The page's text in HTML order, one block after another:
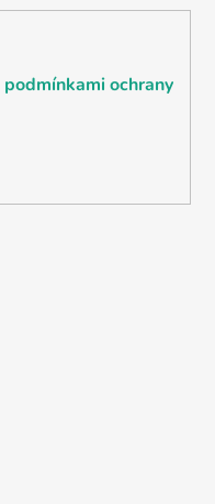
podmínkami ochrany